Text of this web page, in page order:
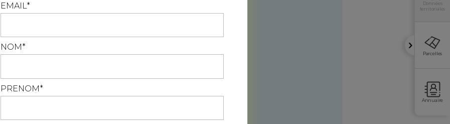
8
Voisines
9
Passy
Données
territoriales
Parcelles
Annuaire
devez accepter pour continuer
EMAIL*
NOM*
PRENOM*